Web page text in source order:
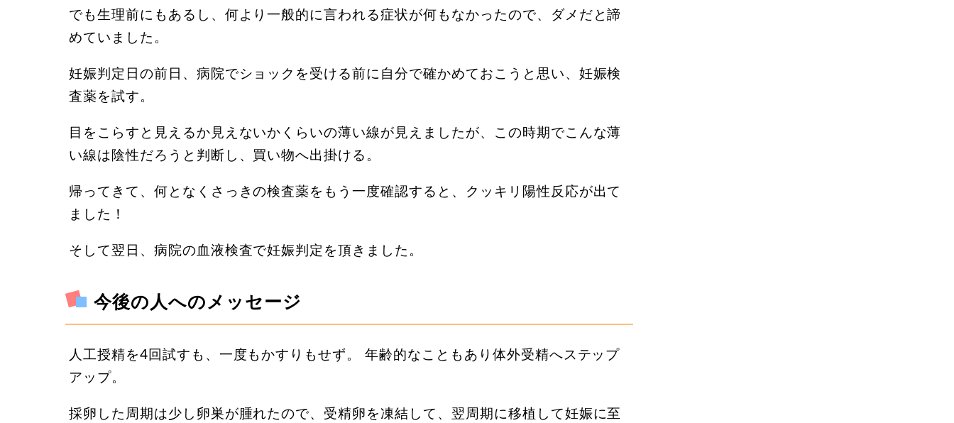
でも生理前にもあるし、何より一般的に言われる症状が何もなかったので、ダメだと諦
めていました。
妊娠判定日の前日、病院でショックを受ける前に自分で確かめておこうと思い、妊娠検
査薬を試す。
目をこらすと見えるか見えないかくらいの薄い線が見えましたが、この時期でこんな薄
い線は陰性だろうと判断し、買い物へ出掛ける。
帰ってきて、何となくさっきの検査薬をもう一度確認すると、クッキリ陽性反応が出て
ました！
そして翌日、病院の血液検査で妊娠判定を頂きました。
今後の人へのメッセージ
人工授精を4回試すも、一度もかすりもせず。 年齢的なこともあり体外受精へステップ
アップ。
採卵した周期は少し卵巣が腫れたので、受精卵を凍結して、翌周期に移植して妊娠に至